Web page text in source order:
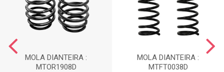
MOLA DIANTEIRA :
MTOR1908D
MOLA DIANTEIRA :
MTFT0038D